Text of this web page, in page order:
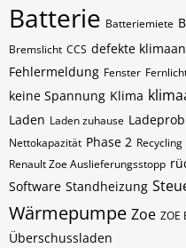
Batterie Batteriemiete
Bremslicht CCS defekte
Fehlermeldung Fenster
keine Spannung Klima
Laden Laden zuhause
Nettokapazität Phase 2 Recycling
Renault Zoe Auslieferungsstopp
Software Standheizung
Wärmepumpe Zoe ZOE
Überschussladen